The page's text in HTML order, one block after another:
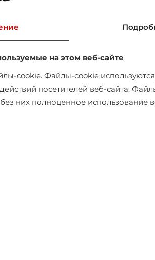
на этом веб-сайте
cookie. Файлы-cookie
посетителей веб-сайта.
них полноценное использование